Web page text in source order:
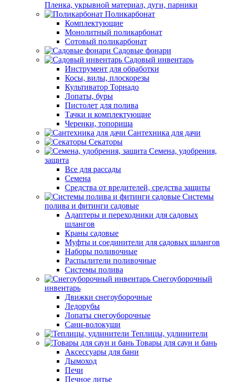
Пленка, укрывной материал, дуги, парники
Поликарбонат
Комплектующие
Монолитный поликарбонат
Сотовый поликарбонат
Садовые фонари
Садовый инвентарь
Инструмент для обработки
Косы, вилы, плоскорезы
Культиватор Торнадо
Лопаты, буры
Пистолет для полива
Тачки и комплектующие
Черенки, топорища
Сантехника для дачи
Секаторы
Семена, удобрения,
защита
Все для рассады
Семена
Средства от вредителей, средства защиты
Системы
полива и фитинги садовые
Адаптеры и переходники для садовых
шлангов
Краны садовые
Муфты и соединители для садовых шлангов
Наборы поливочные
Распылители поливочные
Системы полива
Снегоуборочный
инвентарь
Движки снегоуборочные
Ледорубы
Лопаты снегоуборочные
Сани-волокуши
Теплицы, удлинители
Товары для саун и бань
Аксессуары для бани
Дымоход
Печи
Печное литье